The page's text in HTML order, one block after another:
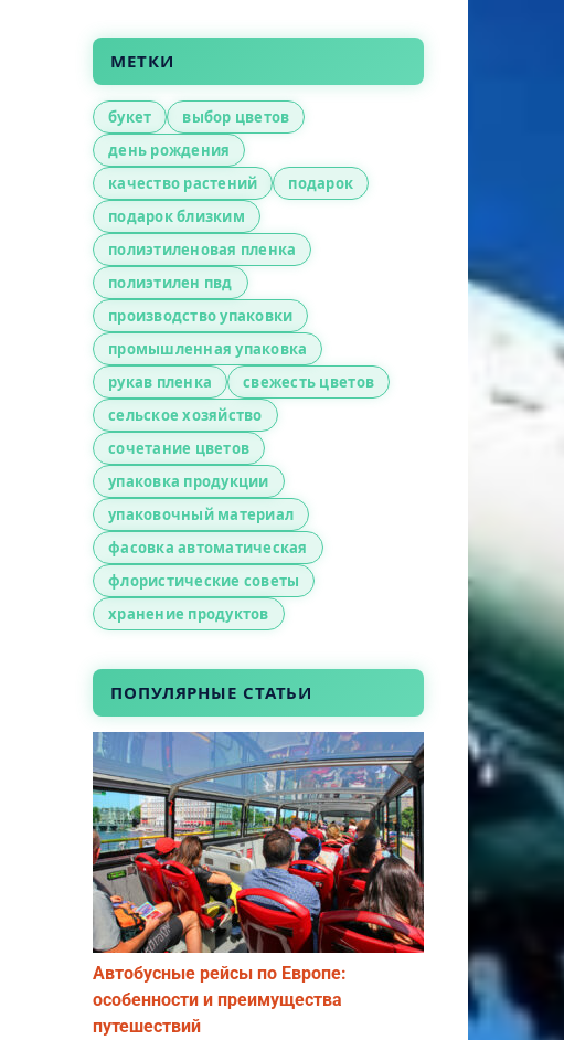
МЕТКИ
букет
выбор цветов
день рождения
качество растений
подарок
подарок близким
полиэтиленовая пленка
полиэтилен пвд
производство упаковки
промышленная упаковка
рукав пленка
свежесть цветов
сельское хозяйство
сочетание цветов
упаковка продукции
упаковочный материал
фасовка автоматическая
флористические советы
хранение продуктов
ПОПУЛЯРНЫЕ СТАТЬИ
Автобусные рейсы по Европе:
особенности и преимущества
путешествий